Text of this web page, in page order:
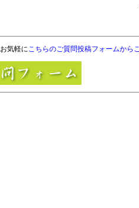
気軽にこちらのご質問投稿フォームから